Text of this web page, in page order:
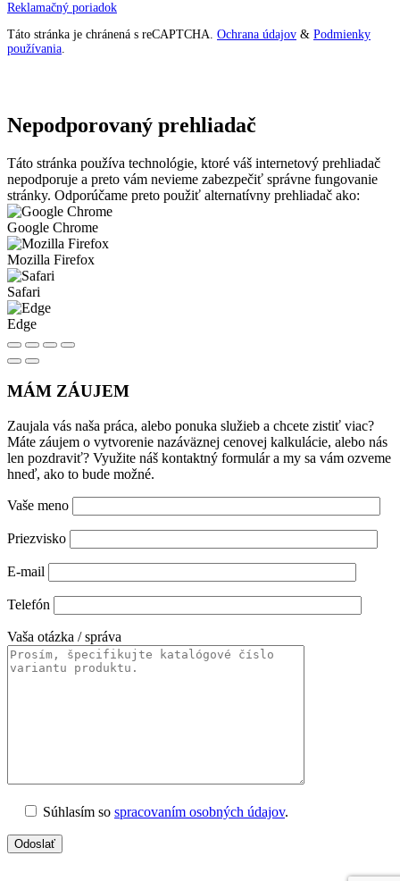
Reklamačný poriadok
Táto stránka je chránená s reCAPTCHA. Ochrana údajov & Podmienky
používania.
Nepodporovaný prehliadač
Táto stránka používa technológie, ktoré váš internetový prehliadač
nepodporuje a preto vám nevieme zabezpečiť správne fungovanie
stránky. Odporúčame preto použiť alternatívny prehliadač ako:
Google Chrome
Mozilla Firefox
Safari
Edge
MÁM ZÁUJEM
Zaujala vás naša práca, alebo ponuka služieb a chcete zistiť viac?
Máte záujem o vytvorenie nazáväznej cenovej kalkulácie, alebo nás
len pozdraviť? Využite náš kontaktný formulár a my sa vám ozveme
hneď, ako to bude možné.
Vaše meno
Priezvisko
E-mail
Telefón
Vaša otázka / správa
Súhlasím so spracovaním osobných údajov.